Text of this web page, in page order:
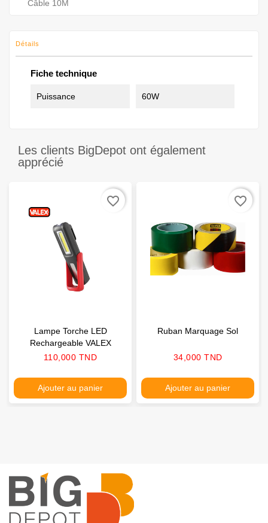
Câble 10M
Détails
Fiche technique
Puissance 60W
Les clients BigDepot ont également
apprécié
Lampe Torche LED
Rechargeable VALEX
Prix
110,000 TND
Ajouter au panier
favorite_border
Ruban Marquage Sol
Prix
34,000 TND
Ajouter au panier
favorite_border